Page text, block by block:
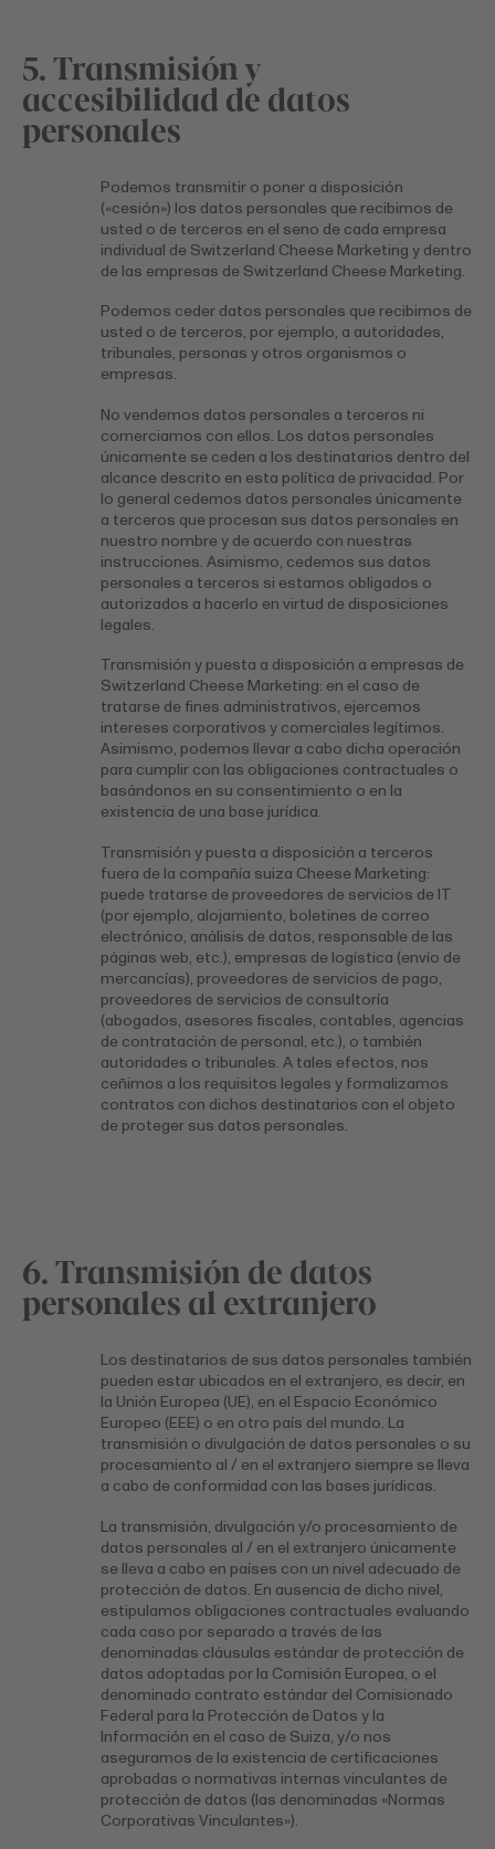
5. Transmisión y
accesibilidad de datos
personales
Podemos transmitir o poner a disposición
(«cesión») los datos personales que recibimos de
usted o de terceros en el seno de cada empresa
individual de Switzerland Cheese Marketing y dentro
de las empresas de Switzerland Cheese Marketing.
Podemos ceder datos personales que recibimos de
usted o de terceros, por ejemplo, a autoridades,
tribunales, personas y otros organismos o
empresas.
No vendemos datos personales a terceros ni
comerciamos con ellos. Los datos personales
únicamente se ceden a los destinatarios dentro del
alcance descrito en esta política de privacidad. Por
lo general cedemos datos personales únicamente
a terceros que procesan sus datos personales en
nuestro nombre y de acuerdo con nuestras
instrucciones. Asimismo, cedemos sus datos
personales a terceros si estamos obligados o
autorizados a hacerlo en virtud de disposiciones
legales.
Transmisión y puesta a disposición a empresas de
Switzerland Cheese Marketing: en el caso de
tratarse de fines administrativos, ejercemos
intereses corporativos y comerciales legítimos.
Asimismo, podemos llevar a cabo dicha operación
para cumplir con las obligaciones contractuales o
basándonos en su consentimiento o en la
existencia de una base jurídica.
Transmisión y puesta a disposición a terceros
fuera de la compañía suiza Cheese Marketing:
puede tratarse de proveedores de servicios de IT
(por ejemplo, alojamiento, boletines de correo
electrónico, análisis de datos, responsable de las
páginas web, etc.), empresas de logística (envío de
mercancías), proveedores de servicios de pago,
proveedores de servicios de consultoría
(abogados, asesores fiscales, contables, agencias
de contratación de personal, etc.), o también
autoridades o tribunales. A tales efectos, nos
ceñimos a los requisitos legales y formalizamos
contratos con dichos destinatarios con el objeto
de proteger sus datos personales.
6. Transmisión de datos
personales al extranjero
Los destinatarios de sus datos personales también
pueden estar ubicados en el extranjero, es decir, en
la Unión Europea (UE), en el Espacio Económico
Europeo (EEE) o en otro país del mundo. La
transmisión o divulgación de datos personales o su
procesamiento al / en el extranjero siempre se lleva
a cabo de conformidad con las bases jurídicas.
La transmisión, divulgación y/o procesamiento de
datos personales al / en el extranjero únicamente
se lleva a cabo en países con un nivel adecuado de
protección de datos. En ausencia de dicho nivel,
estipulamos obligaciones contractuales evaluando
cada caso por separado a través de las
denominadas cláusulas estándar de protección de
datos adoptadas por la Comisión Europea, o el
denominado contrato estándar del Comisionado
Federal para la Protección de Datos y la
Información en el caso de Suiza, y/o nos
aseguramos de la existencia de certificaciones
aprobadas o normativas internas vinculantes de
protección de datos (las denominadas «Normas
Corporativas Vinculantes»).